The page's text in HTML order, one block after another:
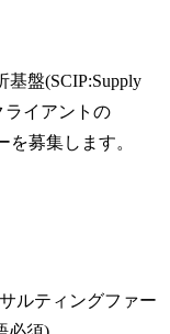
盤(SCIP:Supply
ライアントの
を募集します。
ルティングファー